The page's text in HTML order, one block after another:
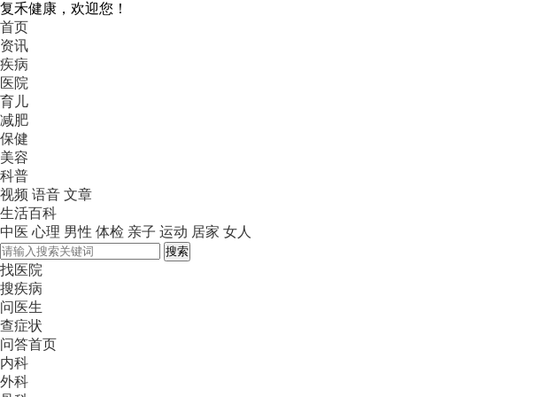
复禾健康，欢迎您！
首页
资讯
疾病
医院
育儿
减肥
保健
美容
科普
视频 语音 文章
生活百科
中医 心理 男性 体检 亲子 运动 居家 女人
搜索
找医院
搜疾病
问医生
查症状
问答首页
内科
外科